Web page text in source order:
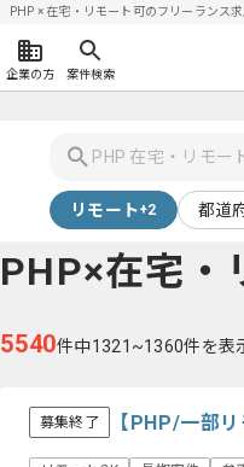
PHP × 在宅・リモート可のフリーランス
企業の方 案件検索
リモート+2 都道
PHP×在宅・
5540件中1321~1360件を表
募集終了 【PHP/一部